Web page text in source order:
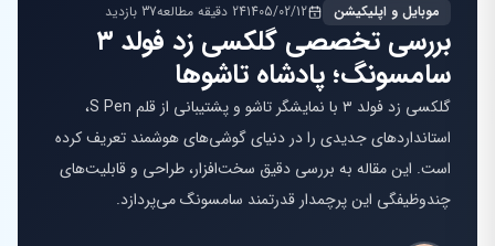
موبایل و اپلیکیشن 1405/02/1224 دقیقه مطالعه 37 بازدید
بررسی تخصصی گلکسی زد فولد ۳
سامسونگ؛ پادشاه تاشوها
گلکسی زد فولد ۳ با نمایشگر تاشو و پشتیبانی از قلم S Pen،
استانداردهای جدیدی را در دنیای گوشی‌های هوشمند تعریف کرده
است. این مقاله به بررسی دقیق سخت‌افزار، طراحی و قابلیت‌های
چندوظیفگی این پرچمدار قدرتمند سامسونگ می‌پردازد.